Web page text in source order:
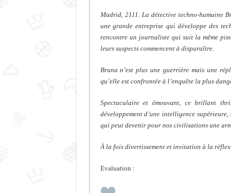
Madrid, 2111. La détective techno-humaine
une grande entreprise qui développe des
rencontre un journaliste qui suit la même
leurs suspects commencent à disparaître.
Bruna n’est plus une guerrière mais une
qu’elle est confrontée à l’enquête la plus
Spectaculaire et émouvant, ce brillant
développement d’une intelligence
qui peut devenir pour nos civilisations une
À la fois divertissement et invitation à la
Evaluation :